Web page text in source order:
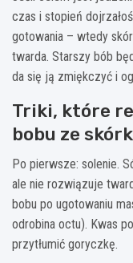
czas i stopień
gotowania – wtedy
twarda. Starszy bób
da się ją zmiękczyć i
Triki, które
bobu ze
Po pierwsze: solenie.
ale nie rozwiązuje
bobu po ugotowaniu
odrobina octu). Kwas
przytłumić goryczkę.